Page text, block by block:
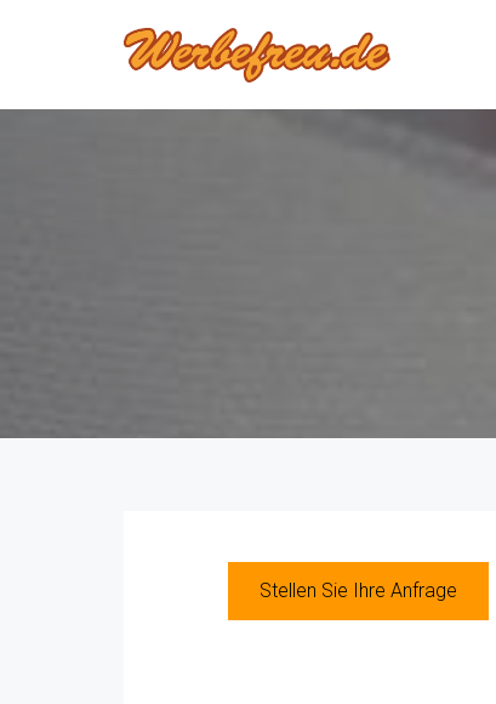
Stellen Sie Ihre Anfrage